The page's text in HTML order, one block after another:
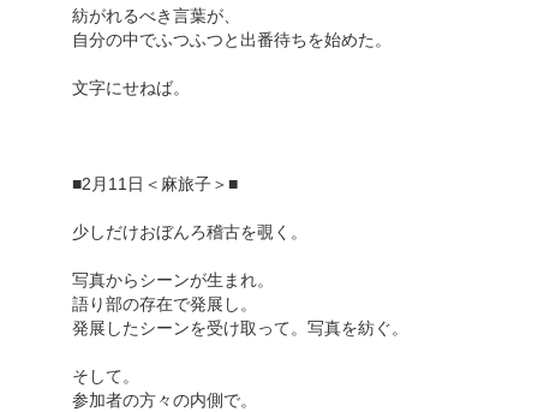
紡がれるべき言葉が、
自分の中でふつふつと出番待ちを始めた。
文字にせねば。
■2月11日＜麻旅子＞■
少しだけおぼんろ稽古を覗く。
写真からシーンが生まれ。
語り部の存在で発展し。
発展したシーンを受け取って。写真を紡ぐ。
そして。
参加者の方々の内側で。